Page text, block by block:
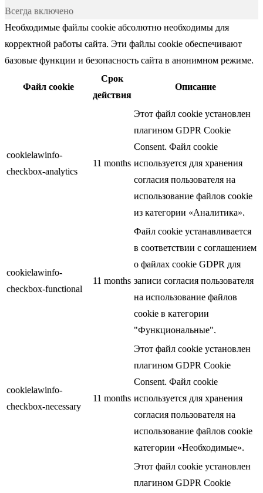
Всегда включено
Необходимые файлы cookie абсолютно необходимы для
корректной работы сайта. Эти файлы cookie обеспечивают
базовые функции и безопасность сайта в анонимном режиме.
Файл cookie
Срок
действия
Описание
cookielawinfo-
checkbox-analytics
11 months
Этот файл cookie установлен
плагином GDPR Cookie
Consent. Файл cookie
используется для хранения
согласия пользователя на
использование файлов cookie
из категории «Аналитика».
cookielawinfo-
checkbox-functional
11 months
Файл cookie устанавливается
в соответствии с соглашением
о файлах cookie GDPR для
записи согласия пользователя
на использование файлов
cookie в категории
"Функциональные".
cookielawinfo-
checkbox-necessary
11 months
Этот файл cookie установлен
плагином GDPR Cookie
Consent. Файл cookie
используется для хранения
согласия пользователя на
использование файлов cookie
категории «Необходимые».
Этот файл cookie установлен
плагином GDPR Cookie